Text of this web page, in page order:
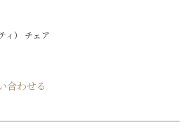
） チェア
合わせる